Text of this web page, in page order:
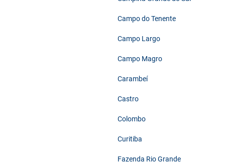
Campo do Tenente
Campo Largo
Campo Magro
Carambeí
Castro
Colombo
Curitiba
Fazenda Rio Grande